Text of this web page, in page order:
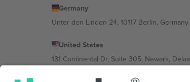
Germany
Unter den Linden 24, 10117 Berlin, Germany
United States
131 Continental Dr, Suite 305, Newark,